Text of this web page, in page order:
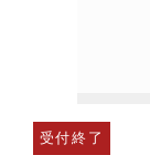
受付終了